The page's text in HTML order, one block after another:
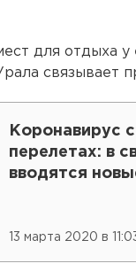
для отдыха
связывает
Коронавирус
перелетах: в
вводятся
13 марта 2020 в